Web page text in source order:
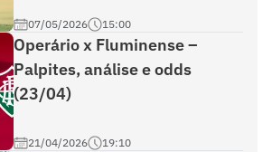
07/05/2026 15:00
Operário x Fluminense –
Palpites, análise e odds
(23/04)
21/04/2026 19:10